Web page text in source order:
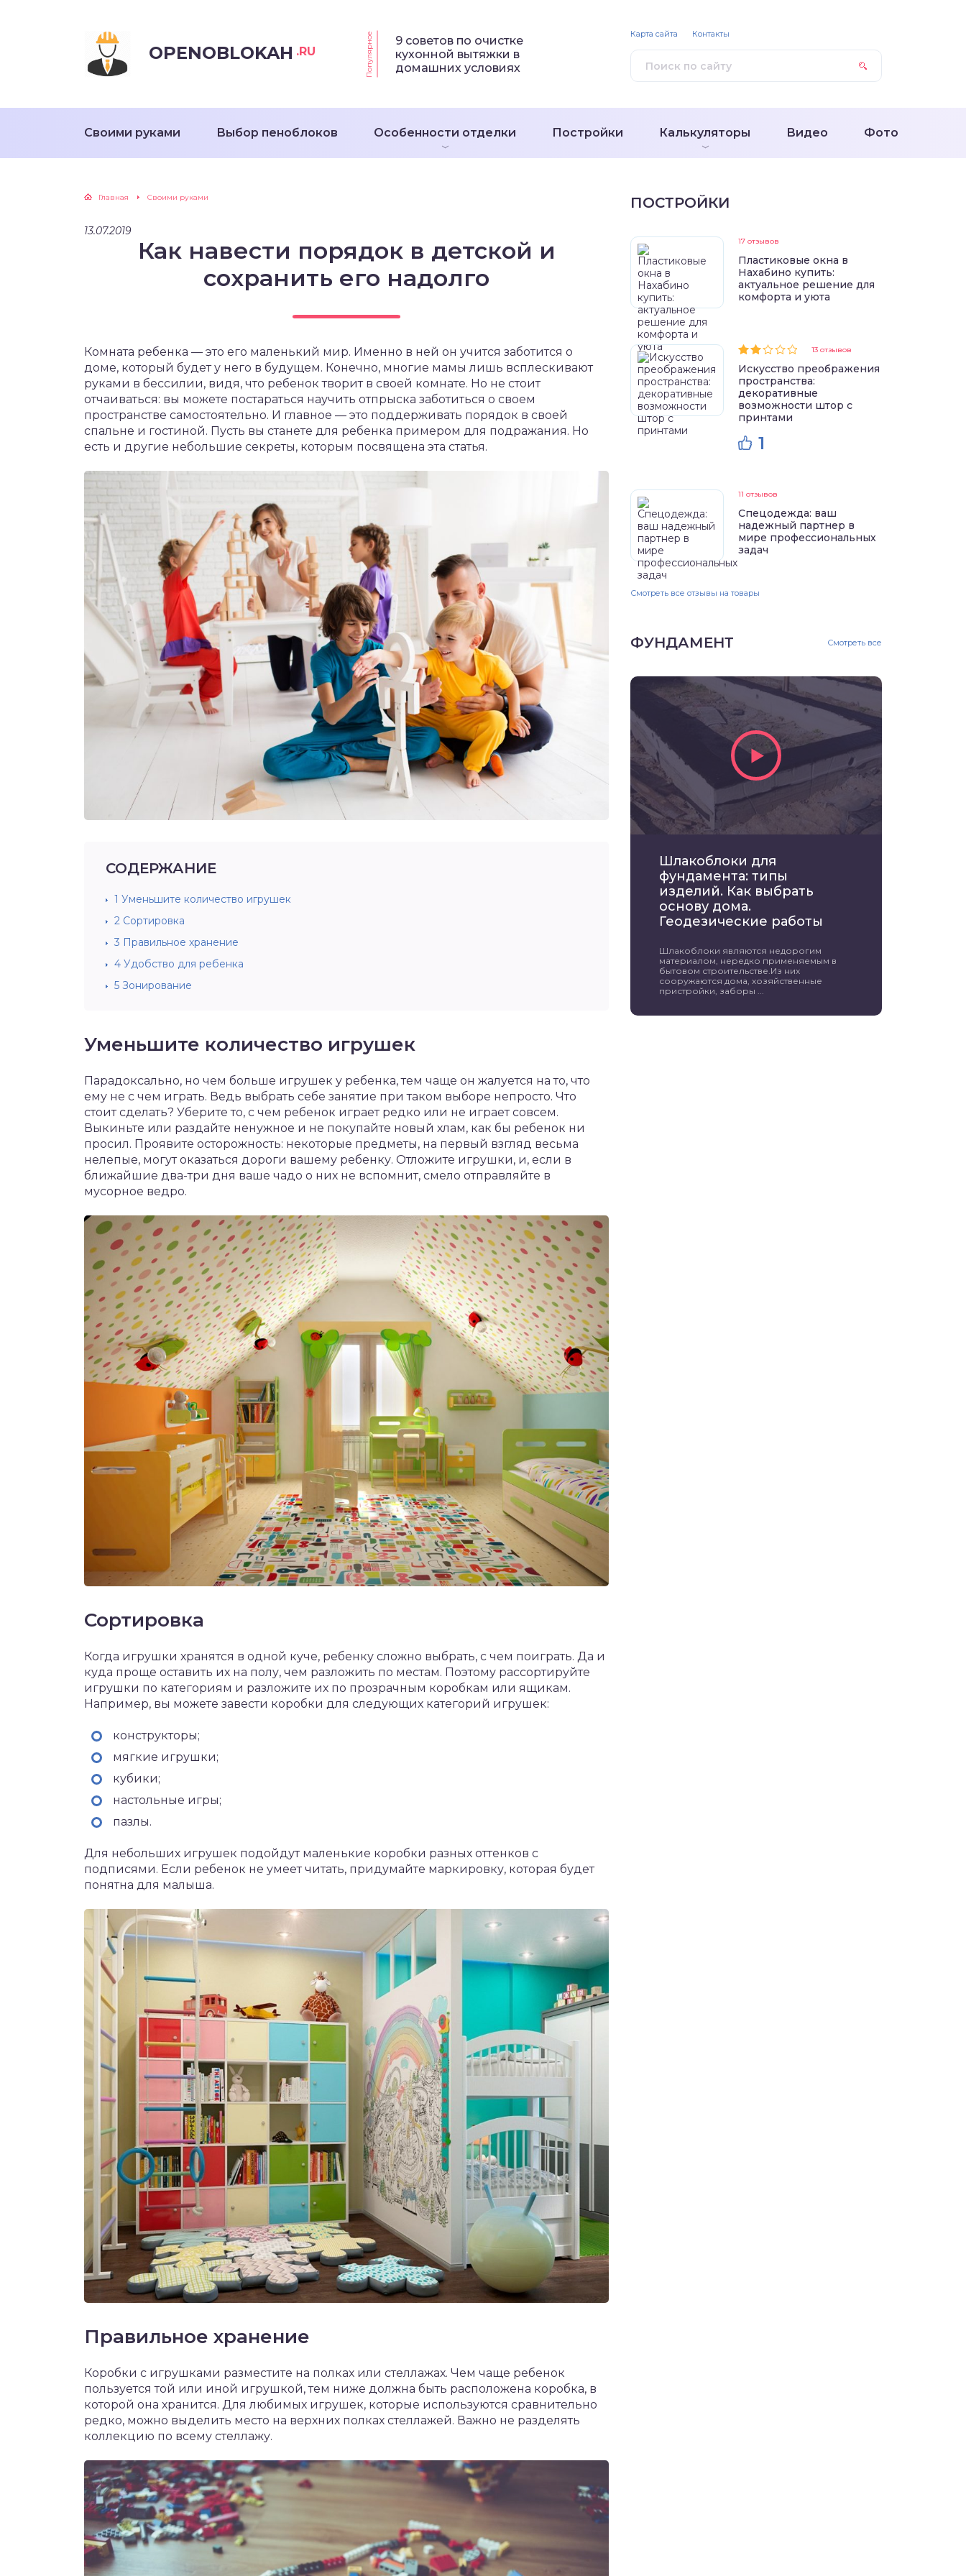
OPENOBLOKAH .RU Популярное
9 советов по очистке
кухонной вытяжки в
домашних условиях
Своими руками Выбор пеноблоков Особенности отделки Постройки Калькуляторы Видео Фото
Карта сайта Контакты
Главная Своими руками
13.07.2019
Как навести порядок в детской и
сохранить его надолго
Комната ребенка — это его маленький мир. Именно в ней он учится заботится о
доме, который будет у него в будущем. Конечно, многие мамы лишь всплескивают
руками в бессилии, видя, что ребенок творит в своей комнате. Но не стоит
отчаиваться: вы можете постараться научить отпрыска заботиться о своем
пространстве самостоятельно. И главное — это поддерживать порядок в своей
спальне и гостиной. Пусть вы станете для ребенка примером для подражания. Но
есть и другие небольшие секреты, которым посвящена эта статья.
СОДЕРЖАНИЕ
1 Уменьшите количество игрушек
2 Сортировка
3 Правильное хранение
4 Удобство для ребенка
5 Зонирование
Уменьшите количество игрушек
Парадоксально, но чем больше игрушек у ребенка, тем чаще он жалуется на то, что
ему не с чем играть. Ведь выбрать себе занятие при таком выборе непросто. Что
стоит сделать? Уберите то, с чем ребенок играет редко или не играет совсем.
Выкиньте или раздайте ненужное и не покупайте новый хлам, как бы ребенок ни
просил. Проявите осторожность: некоторые предметы, на первый взгляд весьма
нелепые, могут оказаться дороги вашему ребенку. Отложите игрушки, и, если в
ближайшие два-три дня ваше чадо о них не вспомнит, смело отправляйте в
мусорное ведро.
Сортировка
Когда игрушки хранятся в одной куче, ребенку сложно выбрать, с чем поиграть. Да и
куда проще оставить их на полу, чем разложить по местам. Поэтому рассортируйте
игрушки по категориям и разложите их по прозрачным коробкам или ящикам.
Например, вы можете завести коробки для следующих категорий игрушек:
конструкторы;
мягкие игрушки;
кубики;
настольные игры;
пазлы.
Для небольших игрушек подойдут маленькие коробки разных оттенков с
подписями. Если ребенок не умеет читать, придумайте маркировку, которая будет
понятна для малыша.
Правильное хранение
Коробки с игрушками разместите на полках или стеллажах. Чем чаще ребенок
пользуется той или иной игрушкой, тем ниже должна быть расположена коробка, в
которой она хранится. Для любимых игрушек, которые используются сравнительно
редко, можно выделить место на верхних полках стеллажей. Важно не разделять
коллекцию по всему стеллажу.
ПОСТРОЙКИ
17 отзывов
Пластиковые окна в
Нахабино купить:
актуальное решение для
комфорта и уюта
13 отзывов
Искусство преображения
пространства:
декоративные
возможности штор с
принтами
1
11 отзывов
Спецодежда: ваш
надежный партнер в
мире профессиональных
задач
Смотреть все отзывы на товары
ФУНДАМЕНТ Смотреть все
Шлакоблоки для
фундамента: типы
изделий. Как выбрать
основу дома.
Геодезические работы
Шлакоблоки являются недорогим
материалом, нередко применяемым в
бытовом строительстве.Из них
сооружаются дома, хозяйственные
пристройки, заборы ...